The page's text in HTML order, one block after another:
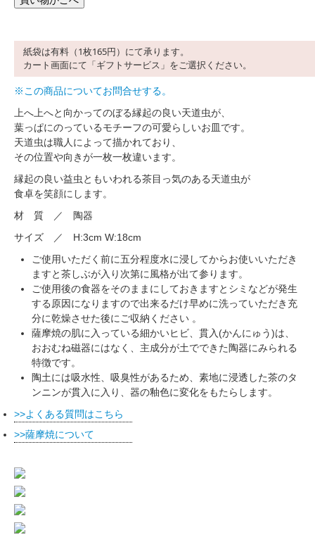
紙袋は有料（1枚165円）にて承ります。
カート画面にて「ギフトサービス」をご選択ください。
※この商品についてお問合せする。
上へ上へと向かってのぼる縁起の良い天道虫が、
葉っぱにのっているモチーフの可愛らしいお皿です。
天道虫は職人によって描かれており、
その位置や向きが一枚一枚違います。
縁起の良い益虫ともいわれる茶目っ気のある天道虫が
食卓を笑顔にします。
材 質 ／ 陶器
サイズ ／ H:3cm W:18cm
ご使用いただく前に五分程度水に浸してからお使いいただき
ますと茶しぶが入り次第に風格が出て参ります。
ご使用後の食器をそのままにしておきますとシミなどが発生
する原因になりますので出来るだけ早めに洗っていただき充
分に乾燥させた後にご収納ください 。
薩摩焼の肌に入っている細かいヒビ、貫入(かんにゅう)は、
おおむね磁器にはなく、主成分が土でできた陶器にみられる
特徴です。
陶土には吸水性、吸臭性があるため、素地に浸透した茶のタ
ンニンが貫入に入り、器の釉色に変化をもたらします。
よくある質問はこちら
薩摩焼について